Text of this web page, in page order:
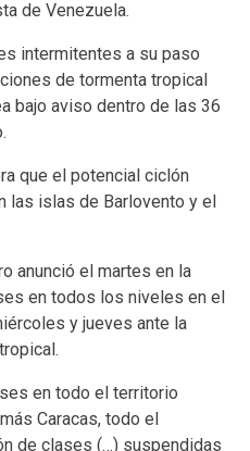
de Venezuela.
intermitentes a su paso
de tormenta tropical
bajo aviso dentro de las 36
que el potencial ciclón
las islas de Barlovento y el
anunció el martes en la
en todos los niveles en el
y jueves ante la
en todo el territorio
Caracas, todo el
de clases (…) suspendidas